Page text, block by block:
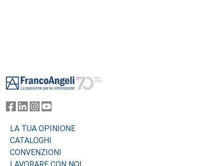
LA TUA OPINIONE
CATALOGHI
CONVENZIONI